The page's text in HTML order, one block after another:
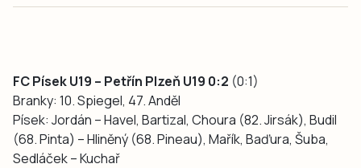
FC Písek U19 – Petřín Plzeň U19 0:2 (0:1)
Branky: 10. Spiegel, 47. Anděl
Písek: Jordán – Havel, Bartizal, Choura (82. Jirsák), Budil
(68. Pinta) – Hliněný (68. Pineau), Mařík, Baďura, Šuba,
Sedláček – Kuchař